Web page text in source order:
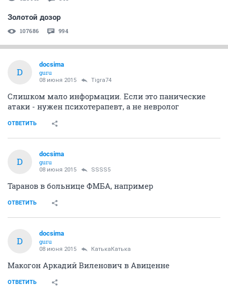
Золотой дозор
107686 994
D
docsima
guru
08 июня 2015 Tigra74
Слишком мало информации. Если это панические
атаки - нужен психотерапевт, а не невролог
ОТВЕТИТЬ
D
docsima
guru
08 июня 2015 SSSS5
Таранов в больнице ФМБА, например
ОТВЕТИТЬ
D
docsima
guru
08 июня 2015 КатькаКатька
Макогон Аркадий Виленович в Авиценне
ОТВЕТИТЬ